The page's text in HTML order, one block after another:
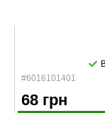
#6016101401
68 грн